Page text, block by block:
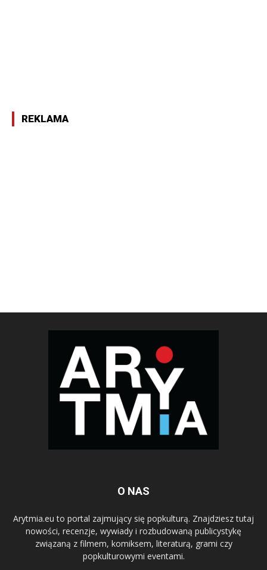
REKLAMA
O NAS
Arytmia.eu to portal zajmujący się popkulturą. Znajdziesz tutaj
nowości, recenzje, wywiady i rozbudowaną publicystykę
związaną z filmem, komiksem, literaturą, grami czy
popkulturowymi eventami.